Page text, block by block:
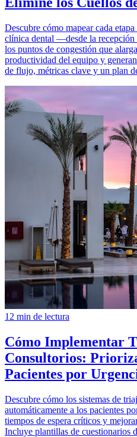
Descubre cómo mapear cada
clínica dental —desde la
los puntos de congestión que
productividad del equipo y
de flujo, métricas clave y un plan
12 min de lectura
Cómo Implementar
Consultorios:
Pacientes por
Descubre cómo los sistemas de
automáticamente a los pacientes
tiempos de espera críticos y
Incluye plantillas de cuestionarios